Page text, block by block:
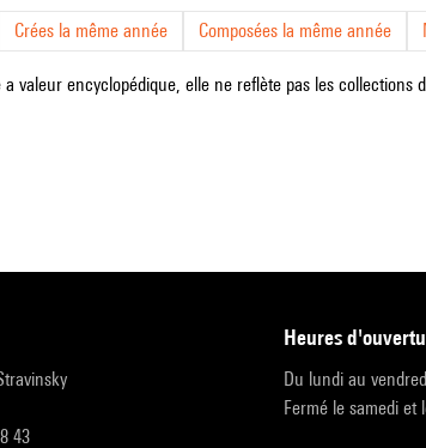
Crées la même année Composées la même année
valeur encyclopédique, elle ne reflète pas les
43
heures
Du lundi au
Fermé le samedi et